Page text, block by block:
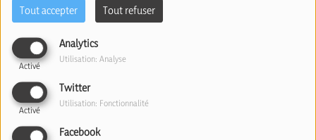
Tout accepter Tout refuser
Analytics
Activé
Utilisation: Analyse
Twitter
Activé
Utilisation: Fonctionnalité
Facebook